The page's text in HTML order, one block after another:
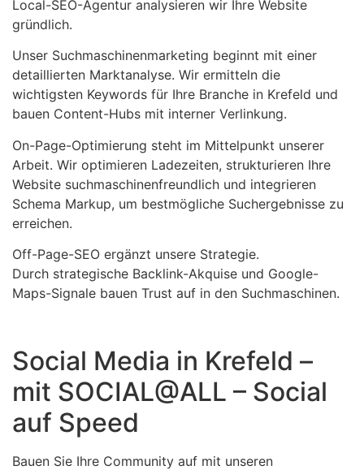
Local-SEO-Agentur analysieren wir Ihre Website
gründlich.
Unser Suchmaschinenmarketing beginnt mit einer
detaillierten Marktanalyse. Wir ermitteln die
wichtigsten Keywords für Ihre Branche in Krefeld und
bauen Content-Hubs mit interner Verlinkung.
On-Page-Optimierung steht im Mittelpunkt unserer
Arbeit. Wir optimieren Ladezeiten, strukturieren Ihre
Website suchmaschinenfreundlich und integrieren
Schema Markup, um bestmögliche Suchergebnisse zu
erreichen.
Off-Page-SEO ergänzt unsere Strategie.
Durch strategische Backlink-Akquise und Google-
Maps-Signale bauen Trust auf in den Suchmaschinen.
Social Media in Krefeld –
mit SOCIAL@ALL – Social
auf Speed
Bauen Sie Ihre Community auf mit unseren